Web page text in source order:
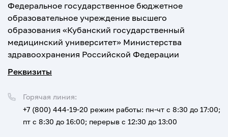
Федеральное государственное бюджетное
образовательное учреждение высшего
образования «Кубанский государственный
медицинский университет» Министерства
здравоохранения Российской Федерации
Реквизиты
Горячая линия:
+7 (800) 444-19-20 режим работы: пн-чт с 8:30 до 17:00;
пт с 8:30 до 16:00; перерыв с 12:30 до 13:00